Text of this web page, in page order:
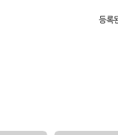
등록